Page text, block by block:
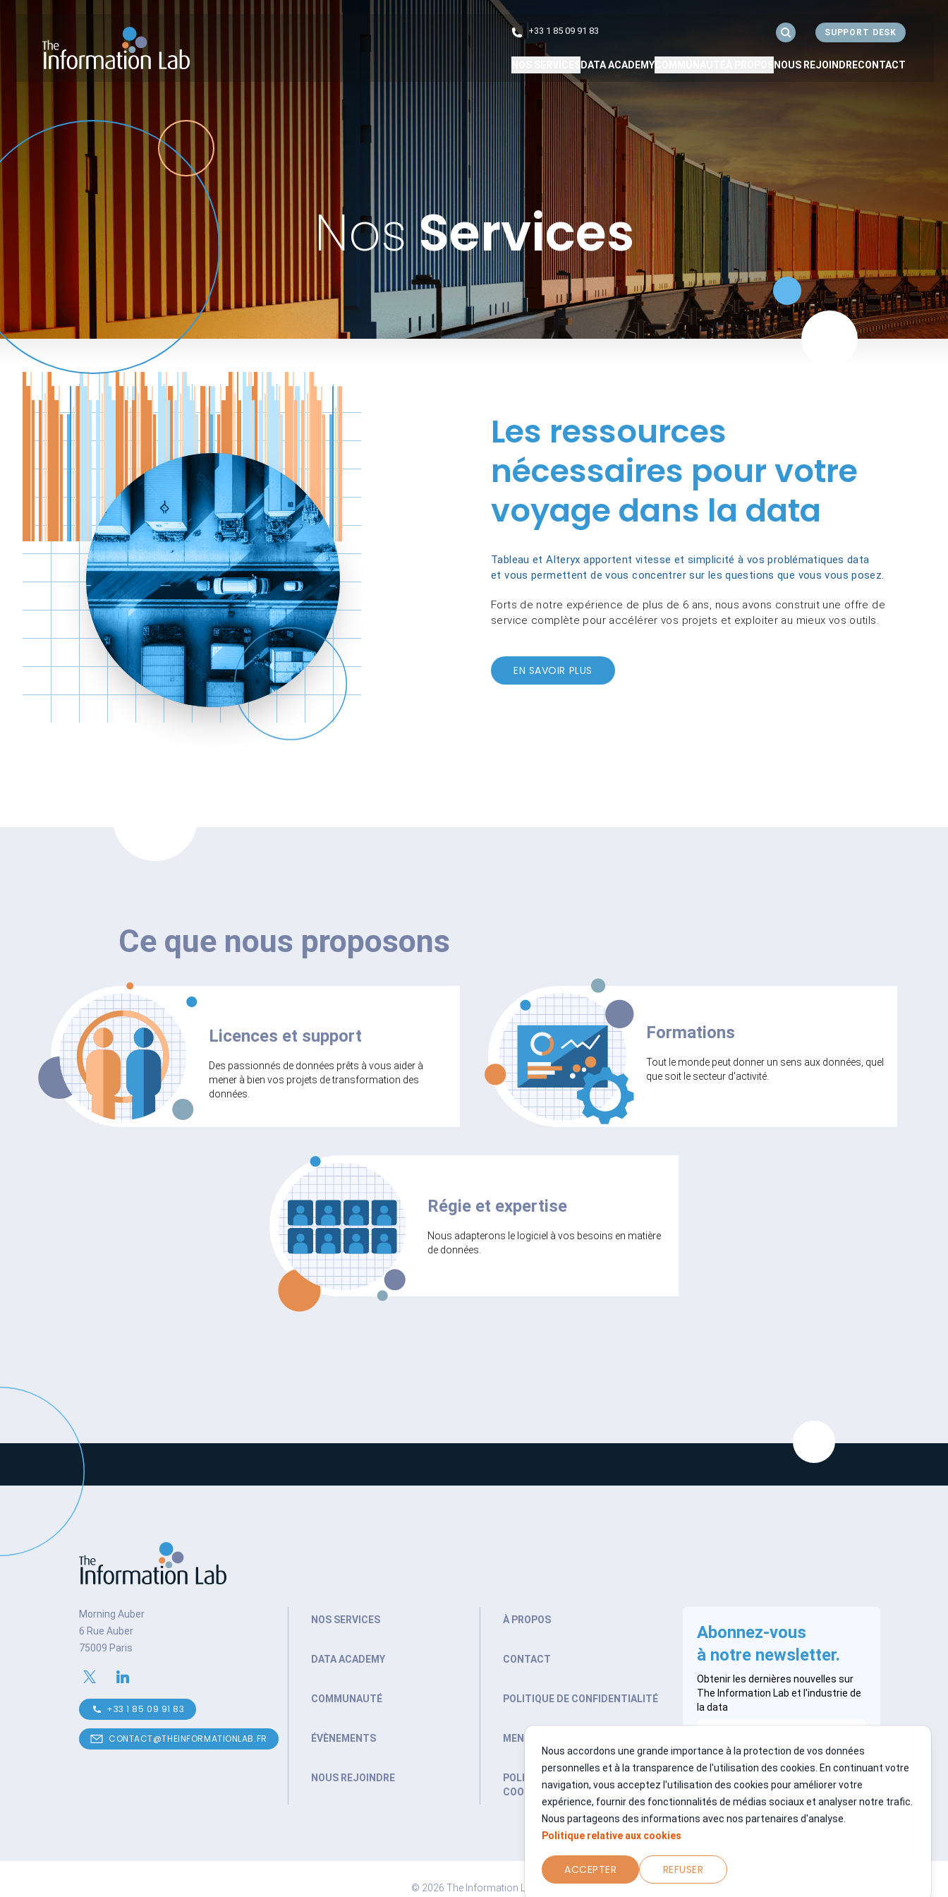
The Information Lab Logo +33 1 85 09 91 83
Rechercher Got to Support Desk
SUPPORT DESK
DATA ACADEMY NOUS REJOINDRECONTACT
Nos Services
Les ressources
nécessaires pour votre
voyage dans la data
Tableau et Alteryx apportent vitesse et simplicité à vos problématiques data
et vous permettent de vous concentrer sur les questions que vous vous posez.
Forts de notre expérience de plus de 6 ans, nous avons construit une offre de
service complète pour accélérer vos projets et exploiter au mieux vos outils.
EN SAVOIR PLUS
Ce que nous proposons
Licences et support
Des passionnés de données prêts à vous aider à
mener à bien vos projets de transformation des
données.
Formations
Tout le monde peut donner un sens aux données, quel
que soit le secteur d'activité.
Régie et expertise
Nous adapterons le logiciel à vos besoins en matière
de données.
Nous accordons une grande importance à la protection de vos données
personnelles et à la transparence de l'utilisation des cookies. En continuant votre
navigation, vous acceptez l'utilisation des cookies pour améliorer votre
expérience, fournir des fonctionnalités de médias sociaux et analyser notre trafic.
Nous partageons des informations avec nos partenaires d'analyse.
Politique relative aux cookies
ACCEPTER REFUSER
Morning Auber
6 Rue Auber
75009 Paris
+33 1 85 09 91 83
CONTACT@THEINFORMATIONLAB.FR
NOS SERVICES
DATA ACADEMY
COMMUNAUTÉ
ÉVÈNEMENTS
NOUS REJOINDRE
À PROPOS
CONTACT
POLITIQUE DE CONFIDENTIALITÉ
MENTIONS LÉGALES
POLITIQUE RELATIVE AUX
COOKIES
Abonnez-vous
à notre newsletter.
Obtenir les dernières nouvelles sur
The Information Lab et l'industrie de
la data
S’INSCRIRE
© 2026 The Information Lab